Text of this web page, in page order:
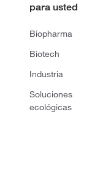
para usted
Biopharma
Biotech
Industria
Soluciones
ecológicas